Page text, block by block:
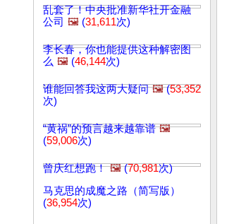
乱套了！中央批准新华社开金融
公司 🖼️ (31,611次)
李长春，你也能提供这种解密图
么 🖼️ (46,144次)
谁能回答我这两大疑问 🖼️(53,352
次)
“黄祸”的预言越来越靠谱 🖼️
(59,006次)
曾庆红想跑！ 🖼️(70,981次)
马克思的成魔之路（简写版）
(36,954次)